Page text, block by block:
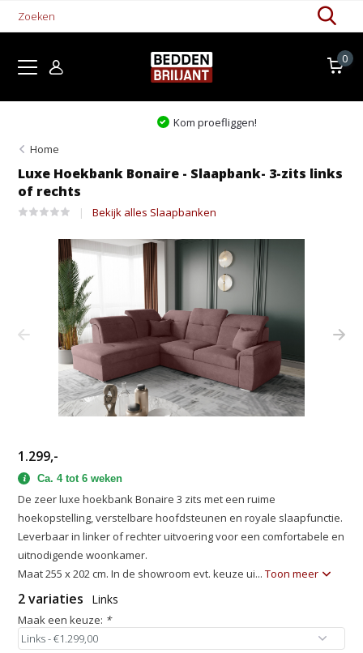
0
Kom proefliggen!
Home
Luxe Hoekbank Bonaire - Slaapbank- 3-zits links
of rechts
Bekijk alles Slaapbanken
1.299,-
Ca. 4 tot 6 weken
De zeer luxe hoekbank Bonaire 3 zits met een ruime
hoekopstelling, verstelbare hoofdsteunen en royale slaapfunctie.
Leverbaar in linker of rechter uitvoering voor een comfortabele en
uitnodigende woonkamer.
Maat 255 x 202 cm. In de showroom evt. keuze ui...Toon meer
2 variaties Links
Maak een keuze: *